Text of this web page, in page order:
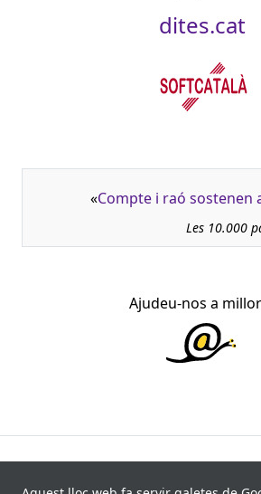
dites.cat
«Compte i raó sostenen
Les 10.000
Ajudeu-nos a